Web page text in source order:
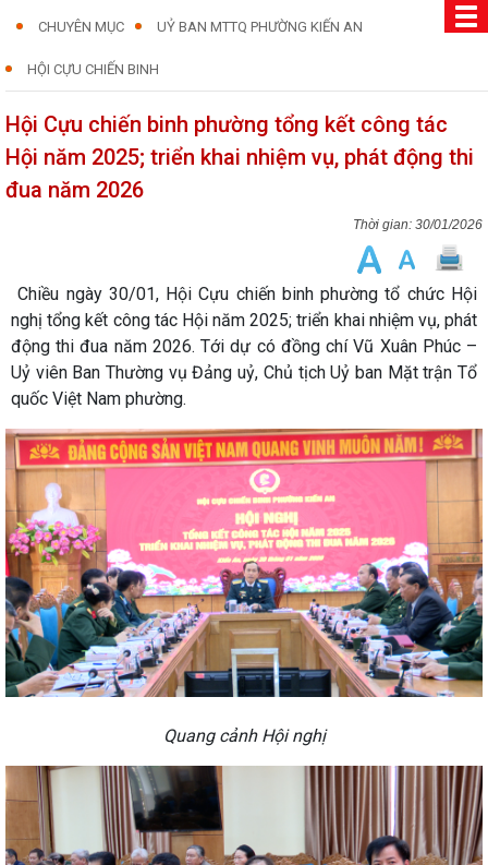
CHUYÊN MỤC UỶ BAN MTTQ PHƯỜNG KIẾN AN
HỘI CỰU CHIẾN BINH
Hội Cựu chiến binh phường tổng kết công tác
Hội năm 2025; triển khai nhiệm vụ, phát động thi
đua năm 2026
30/01/2026
Chiều ngày 30/01, Hội Cựu chiến binh phường tổ chức Hội
nghị tổng kết công tác Hội năm 2025; triển khai nhiệm vụ, phát
động thi đua năm 2026. Tới dự có đồng chí Vũ Xuân Phúc –
Uỷ viên Ban Thường vụ Đảng uỷ, Chủ tịch Uỷ ban Mặt trận Tổ
quốc Việt Nam phường.
Quang cảnh Hội nghị